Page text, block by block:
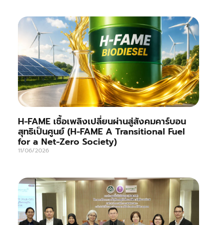
H-FAME เชื้อเพลิงเปลี่ยนผ่านสู่สังคมคาร์บอน
สุทธิเป็นศูนย์ (H-FAME A Transitional Fuel
for a Net-Zero Society)
11/06/2026